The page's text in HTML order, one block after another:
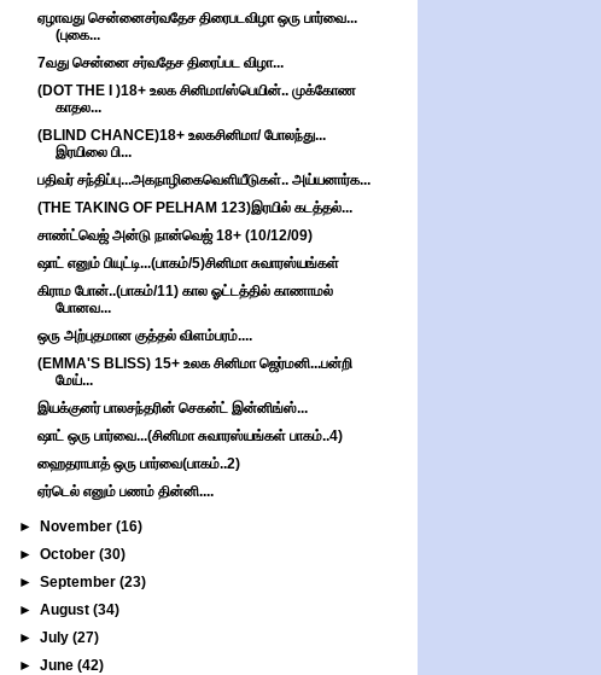
ஏழாவது சென்னைசர்வதேச திரைபடவிழா ஒரு பார்வை...
(புகை...
7வது சென்னை சர்வதேச திரைப்பட விழா...
(DOT THE I )18+ உலக சினிமா/ஸ்பெயின்.. முக்கோண
காதல...
(BLIND CHANCE)18+ உலகசினிமா/ போலந்து...
இரயிலை பி...
பதிவர் சந்திப்பு...அகநாழிகைவெளியீடுகள்.. அய்யனார்க...
(THE TAKING OF PELHAM 123)இரயில் கடத்தல்...
சாண்ட்வெஜ் அன்டு நான்வெஜ் 18+ (10/12/09)
ஷாட் எனும் பியுட்டி...(பாகம்/5)சினிமா சுவாரஸ்யங்கள்
கிராம போன்..(பாகம்/11) கால ஓட்டத்தில் காணாமல்
போனவ...
ஒரு அற்புதமான குத்தல் விளம்பரம்....
(EMMA'S BLISS) 15+ உலக சினிமா ஜெர்மனி...பன்றி
மேய்...
இயக்குனர் பாலசந்தரின் செகன்ட் இன்னிங்ஸ்...
ஷாட் ஒரு பார்வை...(சினிமா சுவாரஸ்யங்கள் பாகம்..4)
ஹைதராபாத் ஒரு பார்வை(பாகம்..2)
ஏர்டெல் எனும் பணம் தின்னி....
► November(16)
►October(30)
►September(23)
►August(34)
►July(27)
►June(42)